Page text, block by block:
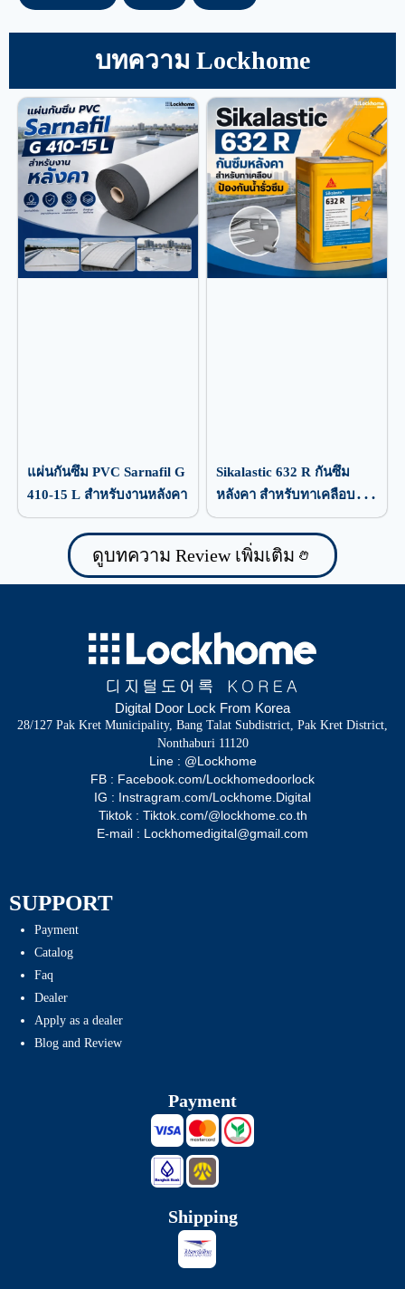
บทความ Lockhome
แผ่นกันซึม PVC Sarnafil G
410-15 L สำหรับงานหลังคา
Sikalastic 632 R กันซึม
หลังคา สำหรับทาเคลือบ
ป้องกันน้ำรั่วซึม
ดูบทความ Review เพิ่มเติม
Digital Door Lock From Korea
28/127 Pak Kret Municipality, Bang Talat Subdistrict, Pak Kret District,
Nonthaburi 11120
Line : @Lockhome
FB : Facebook.com/Lockhomedoorlock
IG : Instragram.com/Lockhome.Digital
Tiktok : Tiktok.com/@lockhome.co.th
E-mail : Lockhomedigital@gmail.com
SUPPORT
Payment
Catalog
Faq
Dealer
Apply as a dealer
Blog and Review
Payment
Shipping